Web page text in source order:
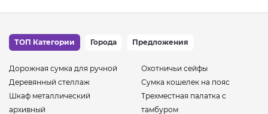
ТОП Категории Города Предложения
Дорожная сумка для ручной
Деревянный стеллаж
Шкаф металлический
архивный
Охотничьи сейфы
Сумка кошелек на пояс
Трехместная палатка с
тамбуром